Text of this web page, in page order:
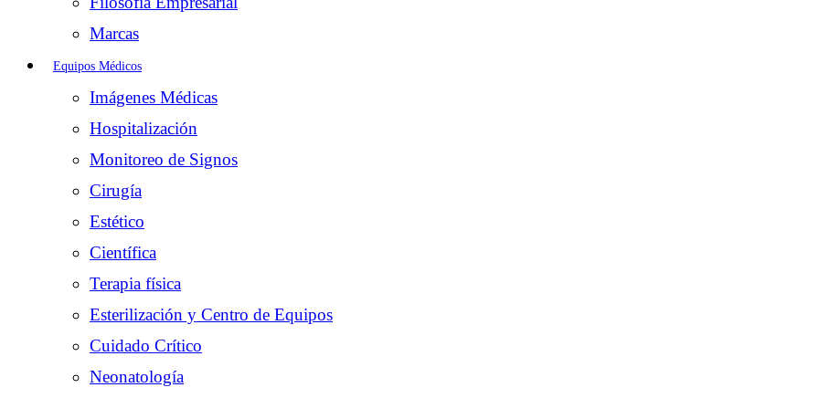
Marcas
Equipos Médicos
Imágenes Médicas
Hospitalización
Monitoreo de Signos
Cirugía
Estético
Científica
Terapia física
Esterilización y Centro de Equipos
Cuidado Crítico
Neonatología